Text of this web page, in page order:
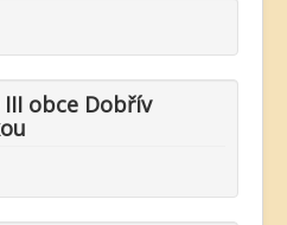
III obce Dobřív